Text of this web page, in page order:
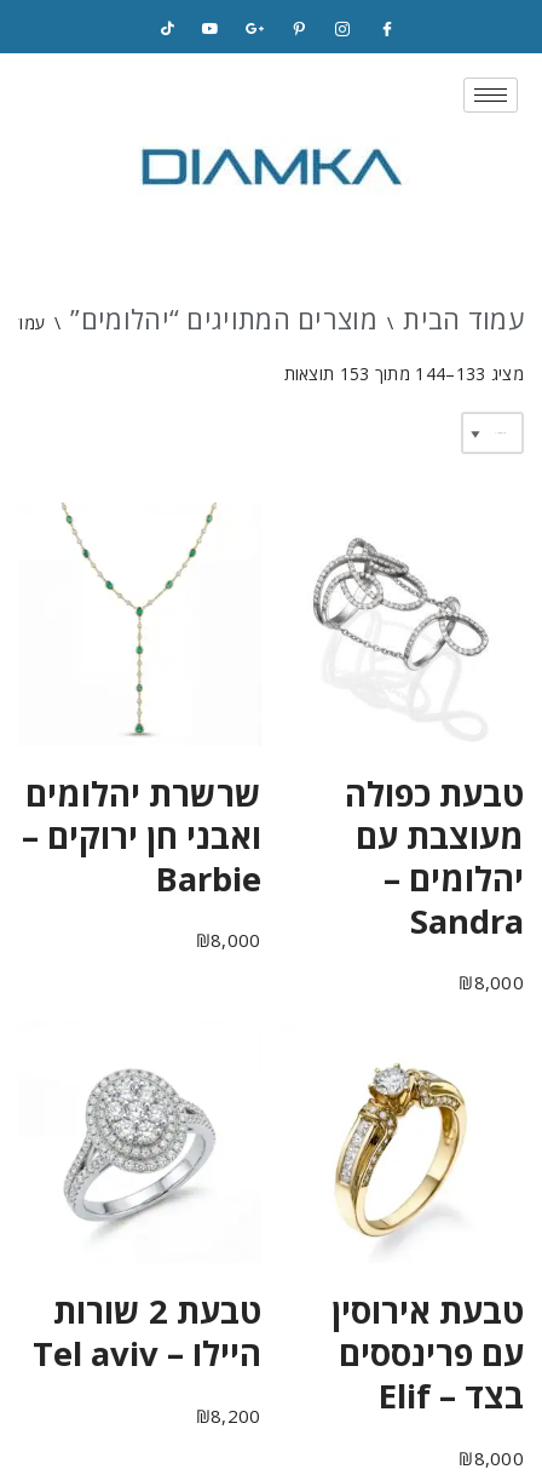
Skip
to
עמוד הבית \ מוצרים המתויגים “יהלומים” \ עמוד 12
מציג 133–144 מתוך 153 תוצאות
טבעת כפולה
מעוצבת עם
יהלומים –
Sandra
₪8,000
שרשרת יהלומים
ואבני חן ירוקים –
Barbie
₪8,000
טבעת אירוסין
עם פרינססים
בצד – Elif
₪8,000
טבעת 2 שורות
היילו – Tel aviv
₪8,200